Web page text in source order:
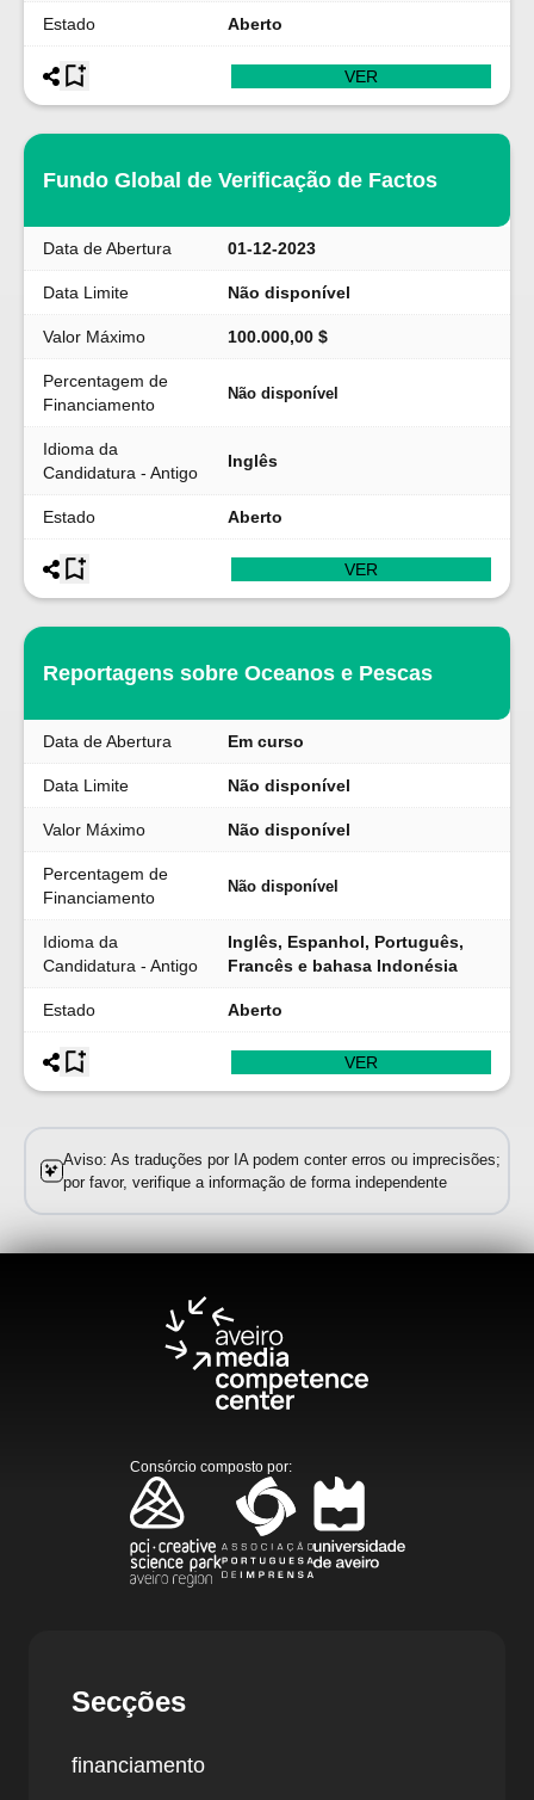
Estado Aberto
VER
Fundo Global de Verificação de Factos
Data de Abertura 01-12-2023
Data Limite Não disponível
Valor Máximo 100.000,00 $
Percentagem de
Financiamento
Não disponível
Idioma da
Candidatura - Antigo
Inglês
Estado Aberto
VER
Reportagens sobre Oceanos e Pescas
Data de Abertura Em curso
Data Limite Não disponível
Valor Máximo Não disponível
Percentagem de
Financiamento
Não disponível
Idioma da
Candidatura - Antigo
Inglês, Espanhol, Português,
Francês e bahasa Indonésia
Estado Aberto
VER
Aviso: As traduções por IA podem conter erros ou imprecisões;
por favor, verifique a informação de forma independente
Consórcio composto por:
Secções
financiamento